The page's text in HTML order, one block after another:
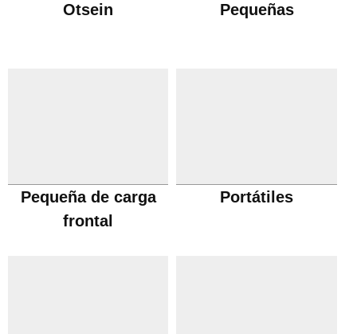
Otsein Pequeñas
Pequeña de carga
frontal
Portátiles